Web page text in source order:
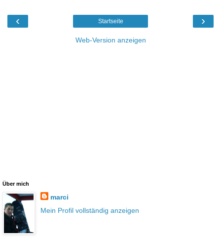
‹ ›
Startseite
Web-Version anzeigen
Über mich
marci
Mein Profil vollständig anzeigen